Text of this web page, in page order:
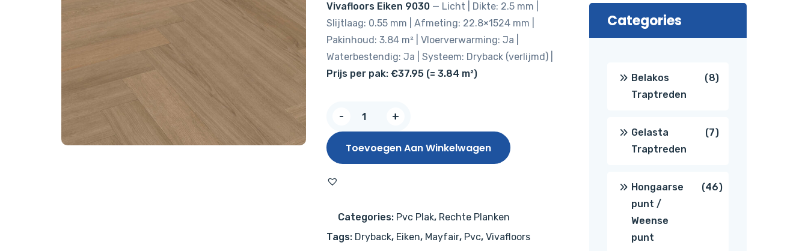
was:
€ 43,95.
is:
€ 37,95.
Vivafloors Eiken 9030— Licht | Dikte: 2.5 mm |
Slijtlaag: 0.55 mm | Afmeting: 22.8×1524 mm |
Pakinhoud: 3.84 m² | Vloerverwarming: Ja |
Waterbestendig: Ja | Systeem: Dryback (verlijmd) |
Prijs per pak: €37.95 (= 3.84 m²)
-
9030
aantal
+
Toevoegen Aan Winkelwagen
Categories: Pvc Plak, Rechte Planken
Tags: Dryback, Eiken, Mayfair, Pvc, Vivafloors
Categories
Belakos
Traptreden
88
Gelasta
Traptreden
77
Hongaarse
punt /
Weense
punt
4646